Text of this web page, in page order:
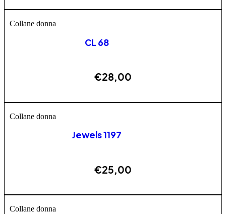
Collane donna
CL 68
€28,00
Collane donna
Jewels 1197
€25,00
Collane donna